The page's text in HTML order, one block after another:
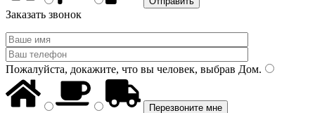
Заказать звонок
Пожалуйста, докажите, что вы человек, выбрав Дом.